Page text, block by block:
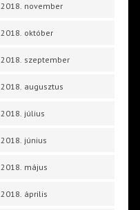
2018. november
2018. október
2018. szeptember
2018. augusztus
2018. július
2018. június
2018. május
2018. április